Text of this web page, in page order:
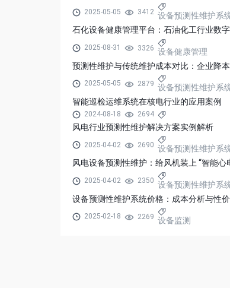
2025-05-05 3412 设备预测性维护系
2025-08-31 3326 设备健康管理
2025-05-05 2879 设备预测性维护系
智能巡检运维系统在核电行业的应用案例
2024-08-18 2694
风电行业预测性维护解决方案实例解析
2025-04-02 2690 设备预测性维护系
2025-04-02 2350 设备预测性维护系
设备预测性维护系统价格：成本分析与性
2025-02-18 2269 设备监测